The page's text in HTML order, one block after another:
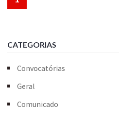
CATEGORIAS
Convocatórias
Geral
Comunicado